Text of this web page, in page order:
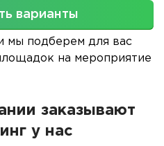
варианты
мы подберем для вас
на мероприятие
заказывают
у нас